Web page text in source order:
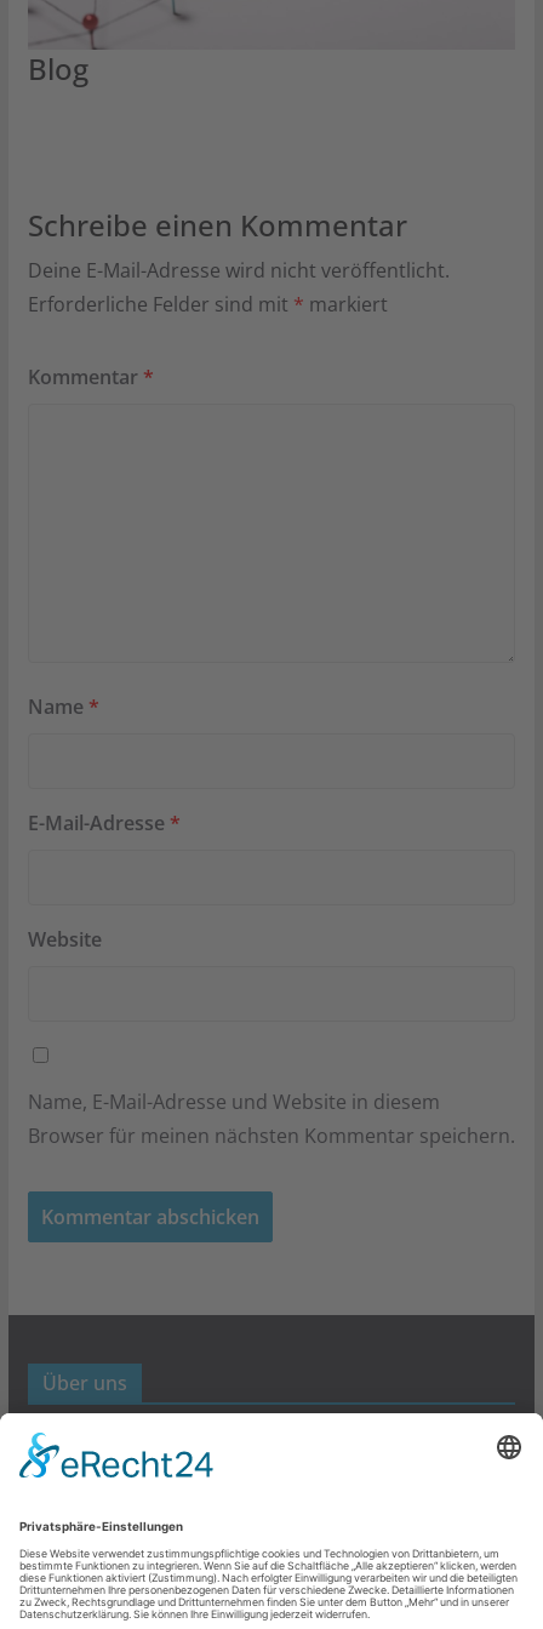
Blog
Schreibe einen Kommentar
Deine E-Mail-Adresse wird nicht veröffentlicht.
Erforderliche Felder sind mit * markiert
Kommentar *
Name *
E-Mail-Adresse *
Website
Name, E-Mail-Adresse und Website in diesem
Browser für meinen nächsten Kommentar speichern.
Über uns
Werbund- und Marketing Blog
Links
Datenschutz
Impressum